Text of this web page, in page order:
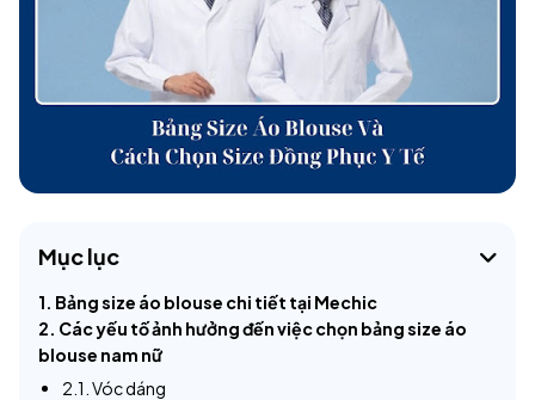
Mục lục
1. Bảng size áo blouse chi tiết tại Mechic
2. Các yếu tố ảnh hưởng đến việc chọn bảng size áo
blouse nam nữ
2.1. Vóc dáng